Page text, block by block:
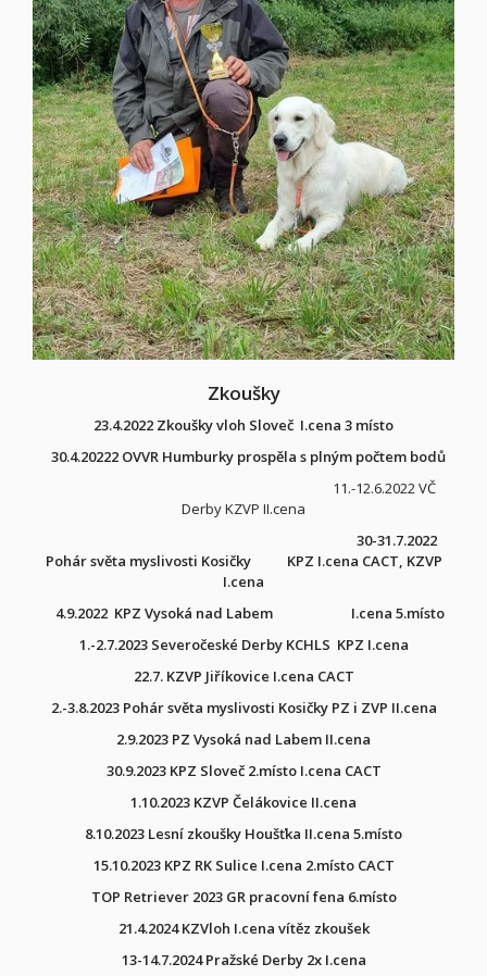
Zkoušky
23.4.2022 Zkoušky vloh Sloveč I.cena 3 místo
30.4.20222 OVVR Humburky prospěla s plným počtem bodů
11.-12.6.2022 VČ
Derby KZVP II.cena
30-31.7.2022
Pohár světa myslivosti Kosičky
KPZ I.cena CACT, KZVP
I.cena
4.9.2022 KPZ Vysoká nad Labem
I.cena 5.místo
1.-2.7.2023 Severočeské Derby KCHLS KPZ I.cena
22.7. KZVP Jiříkovice I.cena CACT
2.-3.8.2023 Pohár světa myslivosti Kosičky PZ i ZVP II.cena
2.9.2023 PZ Vysoká nad Labem II.cena
30.9.2023 KPZ Sloveč 2.místo I.cena CACT
1.10.2023 KZVP Čelákovice II.cena
8.10.2023 Lesní zkoušky Houšťka II.cena 5.místo
15.10.2023 KPZ RK Sulice I.cena 2.místo CACT
TOP Retriever 2023 GR pracovní fena 6.místo
21.4.2024 KZVloh I.cena vítěz zkoušek
13-14.7.2024 Pražské Derby 2x I.cena